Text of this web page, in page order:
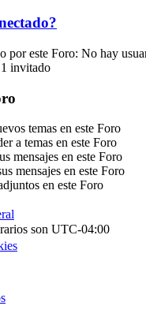
por este Foro: No hay
invitado
temas en este Foro
a temas en este Foro
mensajes en este Foro
mensajes en este Foro
en este Foro
son UTC-04:00